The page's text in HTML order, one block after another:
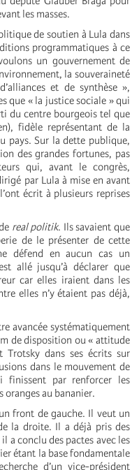
les masses.
de soutien à Lula dans
programmatiques à ce
un gouvernement de
la souveraineté
et de synthèse »,
que « la justice sociale » qui
du centre bourgeois tel que
fidèle représentant de la
pays. Sur la dette publique,
des grandes fortunes, pas
qui, avant le congrès,
par Lula à mise en avant
écrit à plusieurs reprises
real politik. Ils savaient que
de le présenter de cette
défend en aucun cas un
allé jusqu’à déclarer que
car elles iraient dans les
elles n’y étaient pas déjà,
avancée systématiquement
de disposition ou « attitude
dans ses écrits sur
dans le mouvement de
finissent par renforcer les
oranges au bananier.
front de gauche. Il veut un
la droite. Il a déjà pris des
a conclu des pactes avec les
étant la base fondamentale
d’un vice-président